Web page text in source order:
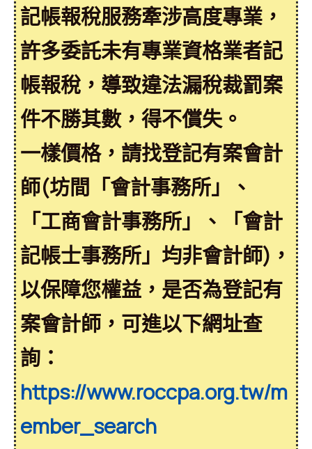
記帳報稅服務牽涉高度專業，
許多委託未有專業資格業者記
帳報稅，導致違法漏稅裁罰案
件不勝其數，得不償失。
一樣價格，請找登記有案會計
師(坊間「會計事務所」、
「工商會計事務所」、「會計
記帳士事務所」均非會計師)，
以保障您權益，是否為登記有
案會計師，可進以下網址查
詢：
https://www.roccpa.org.tw/m
ember_search